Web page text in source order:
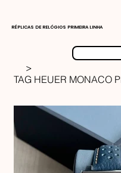
RÉPLICAS DE RELÓGIOS PRIMEIRA LINHA
>